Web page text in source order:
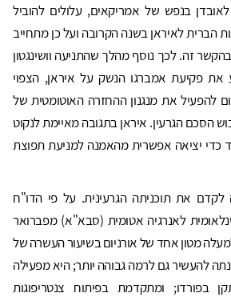
בנפש של אמריקאים, עלולים להוביל
הברית לאיראן בשנה הקרובה ועל כן מתחייב
זה. לכך נוסף מהלך שהתניעה וושינגטון
את פקיעת אמברגו הנשק על איראן, הצפוי
תוך איום להפעיל את מנגנון ההחזרה האוטומטית של
הסכם הגרעין. איראן בתגובה מאיימת לנקוט
כדי יציאה אפשרית מהאמנה למניעת תפוצת
לקדם את תוכניתה הגרעינית. על פי הדו"ח
לאנרגיה אטומית (סבא"א) מפברואר
למעלה מטון אחד של אורניום בשיעור העשרה של
להעשיר גם לרמה גבוהה יותר; היא מפעילה
בפורדו; ומתקדמת בפיתוח צנטריפוגות